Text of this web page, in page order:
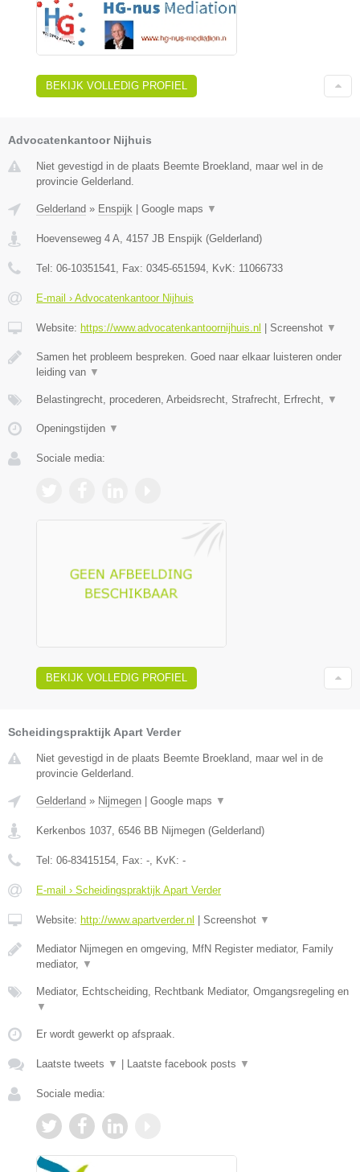
BEKIJK VOLLEDIG PROFIEL
Advocatenkantoor Nijhuis
Niet gevestigd in de plaats Beemte Broekland, maar wel in de
provincie Gelderland.
Gelderland » Enspijk Google maps ▼
Hoevenseweg 4 A 4157 JB Enspijk (Gelderland)
Tel: 06-10351541 , Fax: 0345-651594 , KvK: 11066733
E-mail › Advocatenkantoor Nijhuis
Website: https://www.advocatenkantoornijhuis.nl Screenshot ▼
Samen het probleem bespreken. Goed naar elkaar luisteren onder
leiding van ▼
Belastingrecht, procederen, Arbeidsrecht, Strafrecht, Erfrecht, ▼
Openingstijden ▼
Sociale media:
BEKIJK VOLLEDIG PROFIEL
Scheidingspraktijk Apart Verder
Niet gevestigd in de plaats Beemte Broekland, maar wel in de
provincie Gelderland.
Gelderland » Nijmegen | Google maps ▼
Kerkenbos 1037 6546 BB Nijmegen (Gelderland)
Tel: 06-83415154 , Fax: - , KvK: -
E-mail › Scheidingspraktijk Apart Verder
Website: http://www.apartverder.nl | Screenshot ▼
Mediator Nijmegen en omgeving, MfN Register mediator, Family
mediator,
▼
Mediator, Echtscheiding, Rechtbank Mediator, Omgangsregeling en
▼
Er wordt gewerkt op afspraak.
Laatste tweets ▼ | Laatste facebook posts ▼
Sociale media: